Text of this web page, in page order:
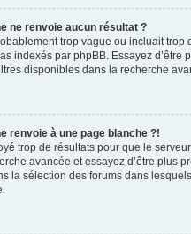
ne renvoie aucun résultat ?
trop vague ou incluait trop
indexés par phpBB. Essayez d’être
disponibles dans la recherche
renvoie à une page blanche ?!
trop de résultats pour que le
avancée et essayez d’être plus
la sélection des forums dans